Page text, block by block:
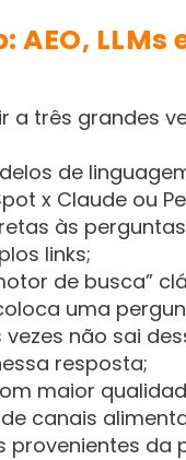
AEO,
a três grandes
de
x Claude ou
às
links;
de busca”
uma
não sai
resposta;
maior
canais
provenientes da